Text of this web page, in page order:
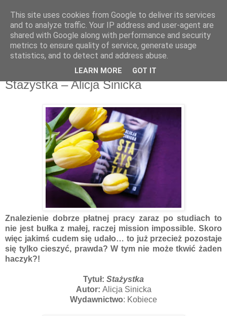
Recenzje na widelcu
Portal kulturalny - książki, recenzje, inspiracje, konkursy.
poniedziałek, 9 marca 2020
Stażystka – Alicja Sinicka
Znalezienie dobrze płatnej pracy zaraz po studiach to
nie jest bułka z małej, raczej mission impossible. Skoro
więc jakimś cudem się udało… to już przecież pozostaje
się tylko cieszyć, prawda? W tym nie może tkwić żaden
haczyk?!
Tytuł: Stażystka
Autor: Alicja Sinicka
Wydawnictwo: Kobiece
This site uses cookies from Google to deliver its services
and to analyze traffic. Your IP address and user-agent are
shared with Google along with performance and security
metrics to ensure quality of service, generate usage
statistics, and to detect and address abuse.
LEARN MORE GOT IT